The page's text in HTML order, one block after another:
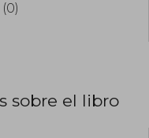
sobre el libro